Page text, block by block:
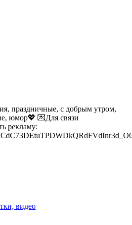
праздничные, с добрым утром,
юмор💖 💌Для связи
рекламу:
видео